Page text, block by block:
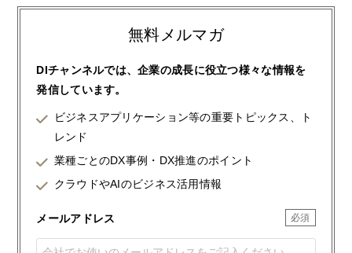
無料メルマガ
DIチャンネルでは、企業の成長に役立つ様々な情報を
発信しています。
ビジネスアプリケーション等の重要トピックス、ト
レンド
業種ごとのDX事例・DX推進のポイント
クラウドやAIのビジネス活用情報
メールアドレス